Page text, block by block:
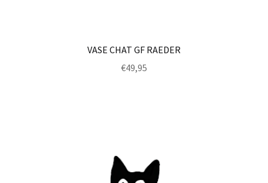
VASE CHAT GF RAEDER
€49,95